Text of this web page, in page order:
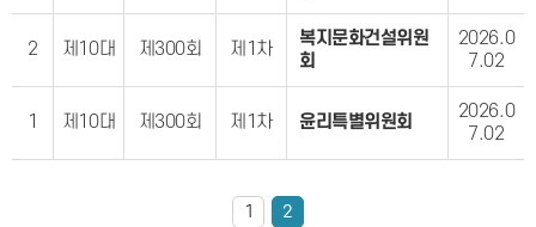
2 제10대 제300회 제1차
복지문화건설위원
회
2026.0
7.02
1 제10대 제300회 제1차 윤리특별위원회
2026.0
7.02
1 2